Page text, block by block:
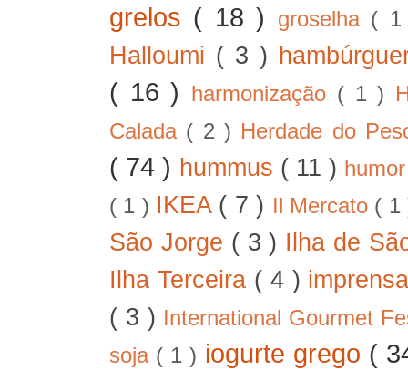
grelos ( 18 ) groselha (
Halloumi ( 3 )
( 16 ) harmonização ( 1 )
Calada ( 2 ) Herdade do
( 74 ) hummus ( 11 )
( 1 ) IKEA ( 7 ) Il Mercato (
São Jorge ( 3 ) Ilha de
Ilha Terceira ( 4 )
( 3 ) International Gourmet
soja ( 1 ) iogurte grego (